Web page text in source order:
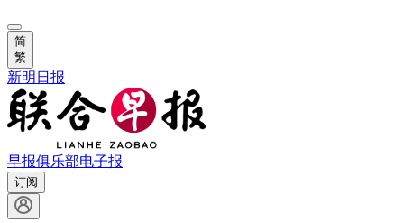
简
繁
新明日报
早报俱乐部电子报
订阅